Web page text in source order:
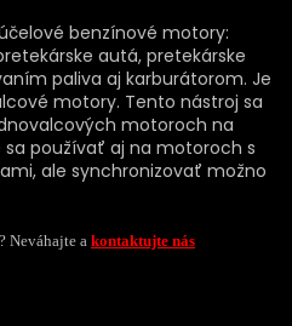
benzínové motory:
autá, pretekárske
paliva aj karburátorom. Je
motory. Tento nástroj sa
motoroch na
používať aj na motoroch s
ale synchronizovať možno
Neváhajte a kontaktujte nás